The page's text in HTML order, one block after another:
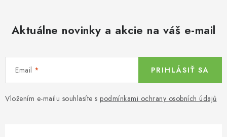
Aktuálne novinky a akcie na váš e-mail
Email
Vložením e-mailu souhlasíte s podmínkami ochrany osobních údajů
PRIHLÁSIŤ SA